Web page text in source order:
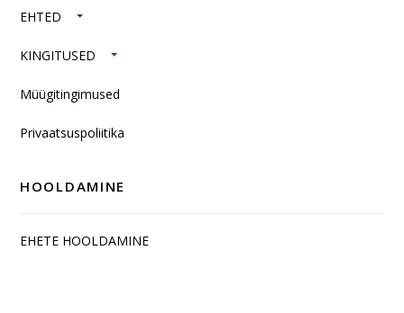
EHTED
KINGITUSED
Müügitingimused
Privaatsuspoliitika
HOOLDAMINE
EHETE HOOLDAMINE